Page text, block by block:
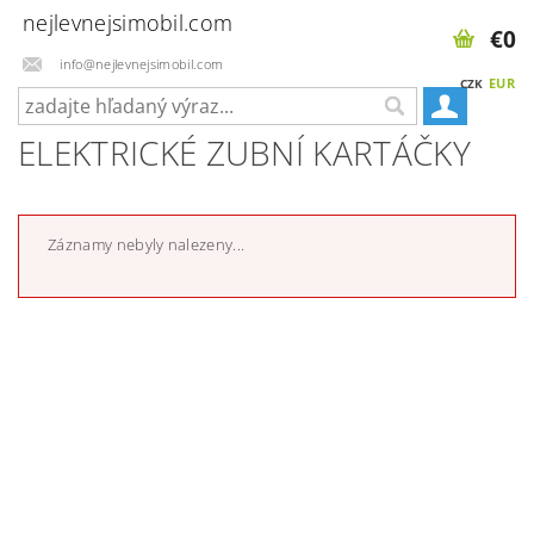
nejlevnejsimobil.com
info@nejlevnejsimobil.com
CZK EUR
€0
ELEKTRICKÉ ZUBNÍ KARTÁČKY
Záznamy nebyly nalezeny...